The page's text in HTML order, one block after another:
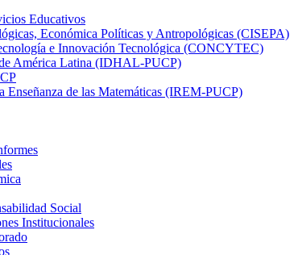
Educativos
Económica Políticas y Antropológicas (CISEPA)
e Innovación Tecnológica (CONCYTEC)
América Latina (IDHAL-PUCP)
Enseñanza de las Matemáticas (IREM-PUCP)
Social
Institucionales